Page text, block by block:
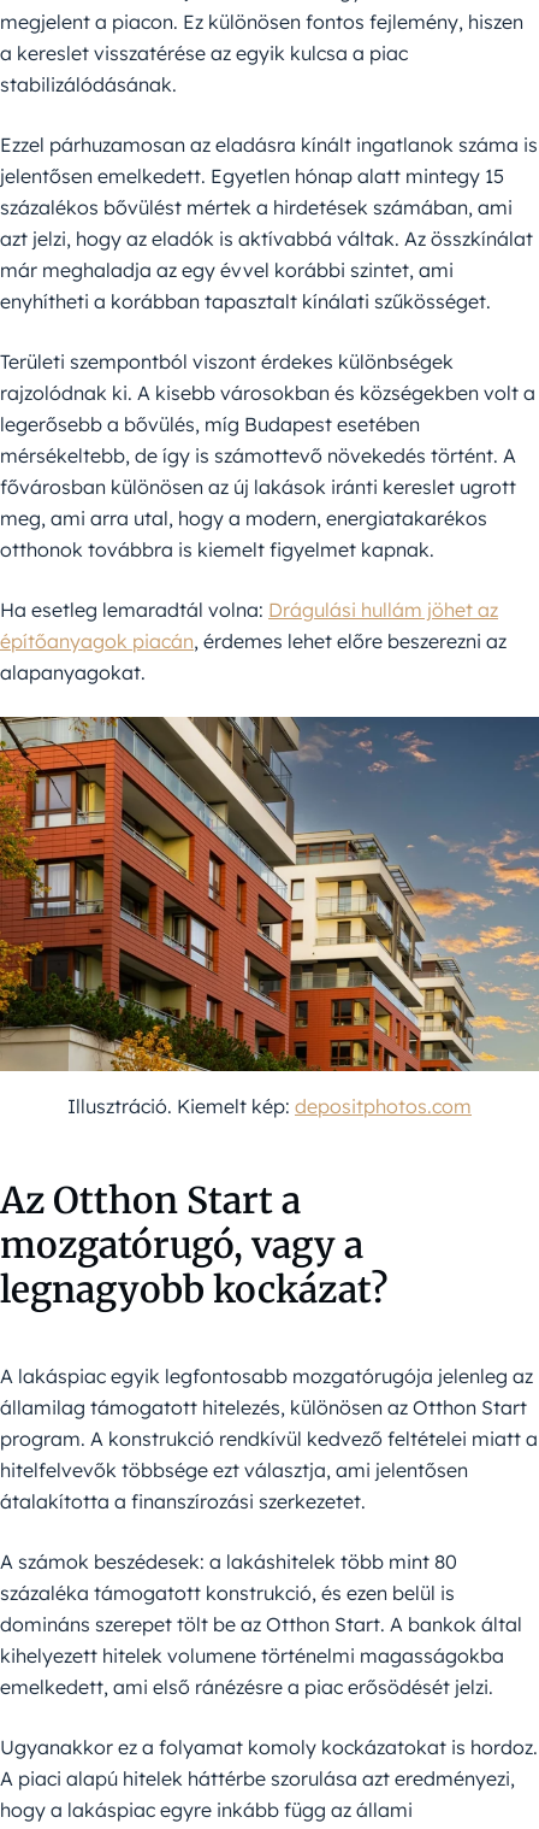
megjelent a piacon. Ez különösen fontos fejlemény, hiszen
a kereslet visszatérése az egyik kulcsa a piac
stabilizálódásának.
Ezzel párhuzamosan az eladásra kínált ingatlanok száma is
jelentősen emelkedett. Egyetlen hónap alatt mintegy 15
százalékos bővülést mértek a hirdetések számában, ami
azt jelzi, hogy az eladók is aktívabbá váltak. Az összkínálat
már meghaladja az egy évvel korábbi szintet, ami
enyhítheti a korábban tapasztalt kínálati szűkösséget.
Területi szempontból viszont érdekes különbségek
rajzolódnak ki. A kisebb városokban és községekben volt a
legerősebb a bővülés, míg Budapest esetében
mérsékeltebb, de így is számottevő növekedés történt. A
fővárosban különösen az új lakások iránti kereslet ugrott
meg, ami arra utal, hogy a modern, energiatakarékos
otthonok továbbra is kiemelt figyelmet kapnak.
Ha esetleg lemaradtál volna: Drágulási hullám jöhet az
építőanyagok piacán, érdemes lehet előre beszerezni az
alapanyagokat.
Illusztráció. Kiemelt kép: depositphotos.com
Az Otthon Start a
mozgatórugó, vagy a
legnagyobb kockázat?
A lakáspiac egyik legfontosabb mozgatórugója jelenleg az
államilag támogatott hitelezés, különösen az Otthon Start
program. A konstrukció rendkívül kedvező feltételei miatt a
hitelfelvevők többsége ezt választja, ami jelentősen
átalakította a finanszírozási szerkezetet.
A számok beszédesek: a lakáshitelek több mint 80
százaléka támogatott konstrukció, és ezen belül is
domináns szerepet tölt be az Otthon Start. A bankok által
kihelyezett hitelek volumene történelmi magasságokba
emelkedett, ami első ránézésre a piac erősödését jelzi.
Ugyanakkor ez a folyamat komoly kockázatokat is hordoz.
A piaci alapú hitelek háttérbe szorulása azt eredményezi,
hogy a lakáspiac egyre inkább függ az állami